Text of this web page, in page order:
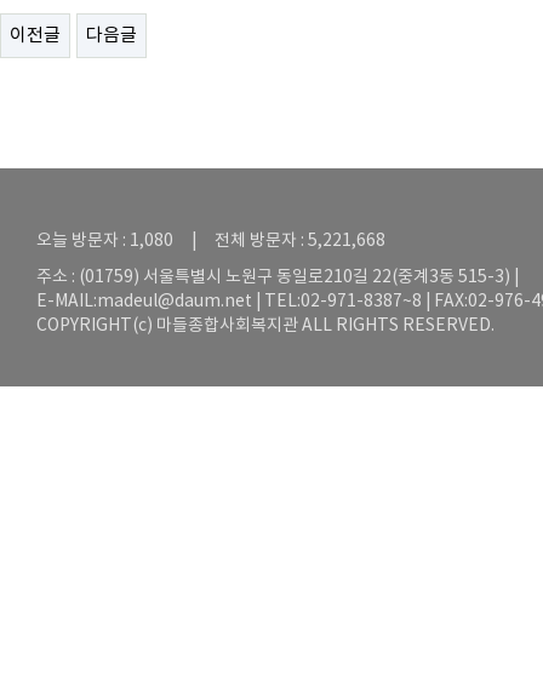
이전글 다음글
오늘 방문자 : 1,080 | 전체 방문자 : 5,221,668
주소 : (01759) 서울특별시 노원구 동일로210길 22(중계3동 515-3) |
E-MAIL:madeul@daum.net | TEL:02-971-8387~8 | FAX:02-976-
COPYRIGHT(c) 마들종합사회복지관 ALL RIGHTS RESERVED.